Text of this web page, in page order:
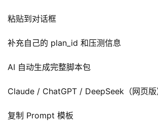
粘贴到对话框
补充自己的 plan_id 和压测信息
AI 自动生成完整脚本包
Claude / ChatGPT / DeepSeek（网页版
复制 Prompt 模板